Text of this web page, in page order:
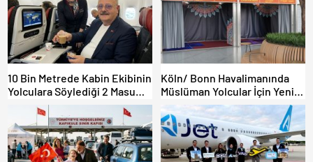
10 Bin Metrede Kabin Ekibinin
Yolculara Söylediği 2 Masum
Köln/ Bonn Havalimanında
Müslüman Yolcular İçin Yeni
İbadet Alanları Açıldı